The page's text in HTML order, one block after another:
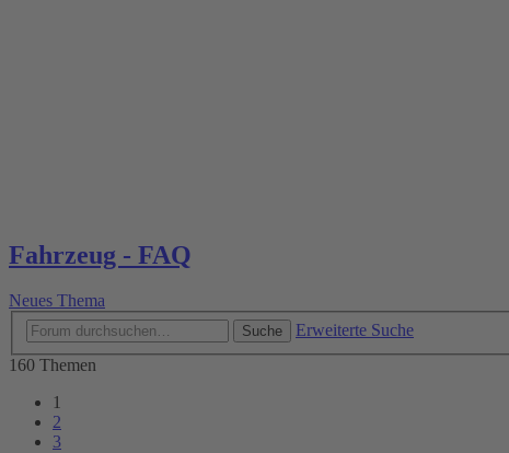
Fahrzeug - FAQ
Neues Thema
Suche
Erweiterte Suche
160 Themen
1
2
3